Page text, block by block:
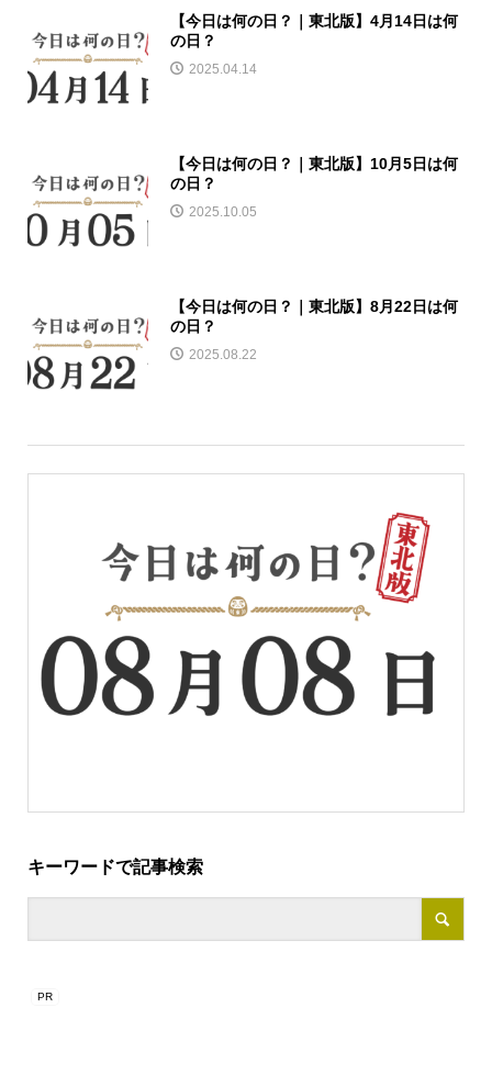
【今日は何の日？｜東北版】4月14日は何
の日？
2025.04.14
【今日は何の日？｜東北版】10月5日は何
の日？
2025.10.05
【今日は何の日？｜東北版】8月22日は何
の日？
2025.08.22
キーワードで記事検索